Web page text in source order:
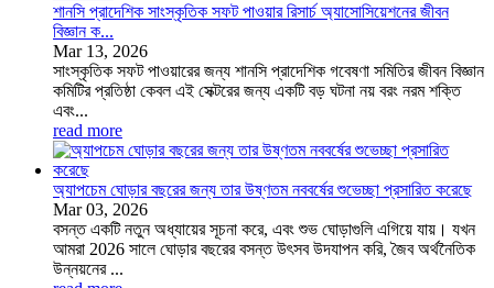
শানসি প্রাদেশিক সাংস্কৃতিক সফট পাওয়ার রিসার্চ অ্যাসোসিয়েশনের জীবন
বিজ্ঞান ক...
Mar 13, 2026
সাংস্কৃতিক সফট পাওয়ারের জন্য শানসি প্রাদেশিক গবেষণা সমিতির জীবন বিজ্ঞান
কমিটির প্রতিষ্ঠা কেবল এই সেক্টরের জন্য একটি বড় ঘটনা নয় বরং নরম শক্তি
এবং...
read more
অ্যাপচেম ঘোড়ার বছরের জন্য তার উষ্ণতম নববর্ষের শুভেচ্ছা প্রসারিত করেছে
Mar 03, 2026
বসন্ত একটি নতুন অধ্যায়ের সূচনা করে, এবং শুভ ঘোড়াগুলি এগিয়ে যায়। যখন
আমরা 2026 সালে ঘোড়ার বছরের বসন্ত উৎসব উদযাপন করি, জৈব অর্থনৈতিক
উন্নয়নের ...